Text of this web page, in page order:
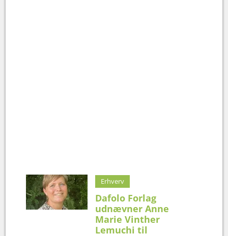
Erhverv
Dafolo Forlag
udnævner Anne
Marie Vinther
Lemuchi til